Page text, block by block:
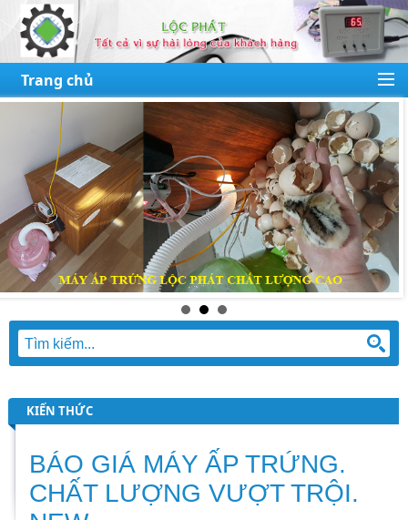
Trang chủ
KIẾN THỨC
BÁO GIÁ MÁY ẤP TRỨNG.
CHẤT LƯỢNG VƯỢT TRỘI.